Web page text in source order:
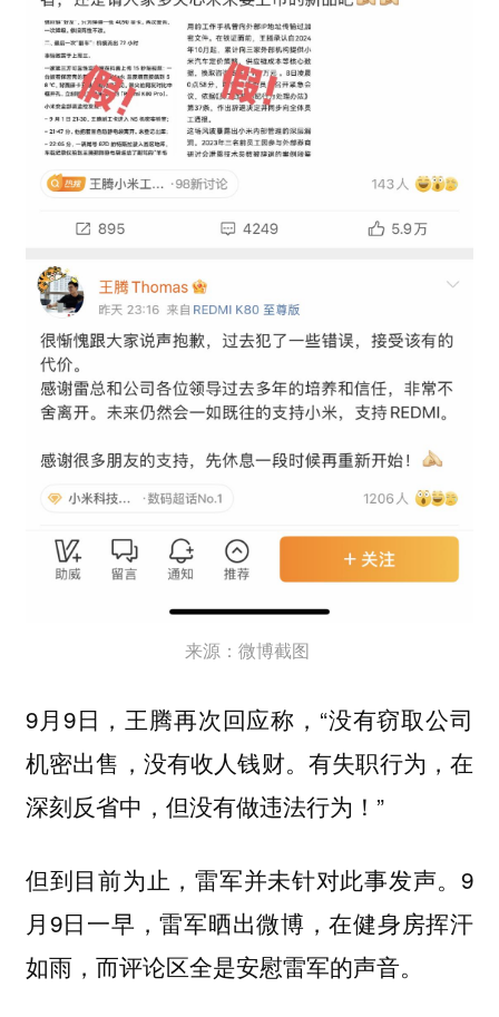
来源：微博截图
9月9日，王腾再次回应称，“没有窃取公司
机密出售，没有收人钱财。有失职行为，在
深刻反省中，但没有做违法行为！”
但到目前为止，雷军并未针对此事发声。9
月9日一早，雷军晒出微博，在健身房挥汗
如雨，而评论区全是安慰雷军的声音。